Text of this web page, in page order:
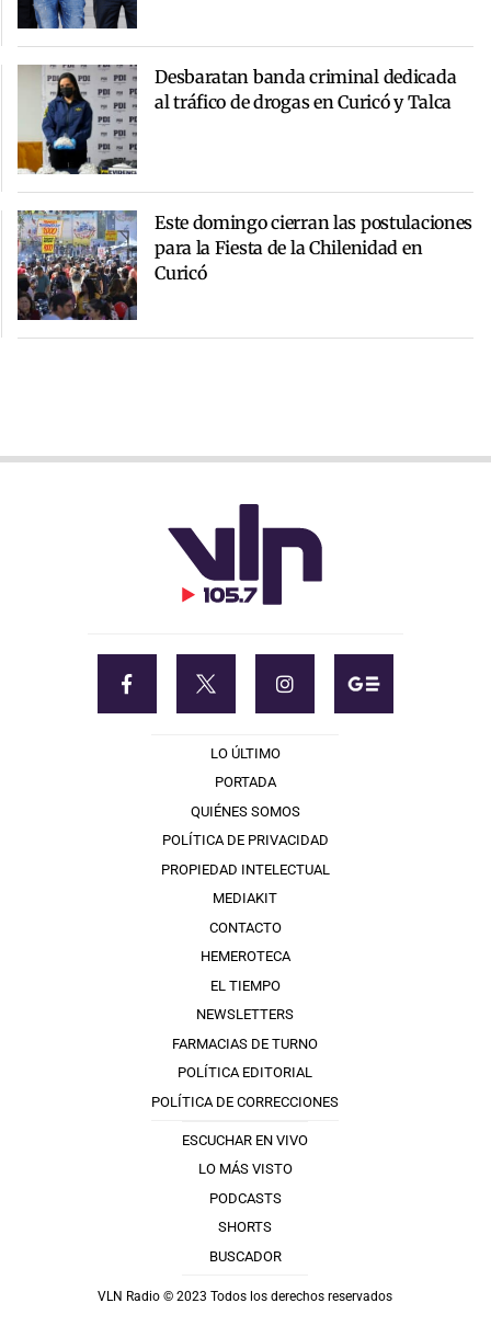
Desbaratan banda criminal dedicada
al tráfico de drogas en Curicó y Talca
Este domingo cierran las postulaciones
para la Fiesta de la Chilenidad en
Curicó
LO ÚLTIMO
PORTADA
QUIÉNES SOMOS
POLÍTICA DE PRIVACIDAD
PROPIEDAD INTELECTUAL
MEDIAKIT
CONTACTO
HEMEROTECA
EL TIEMPO
NEWSLETTERS
FARMACIAS DE TURNO
POLÍTICA EDITORIAL
POLÍTICA DE CORRECCIONES
ESCUCHAR EN VIVO
LO MÁS VISTO
PODCASTS
SHORTS
BUSCADOR
VLN Radio © 2023 Todos los derechos reservados